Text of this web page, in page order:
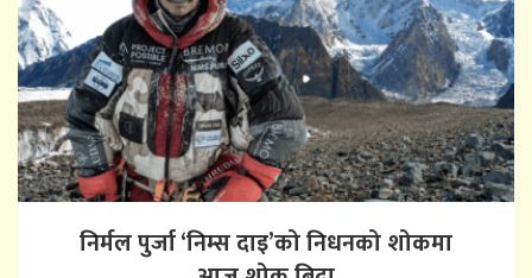
निर्मल पुर्जा ‘निम्स दाइ’को निधनको शोकमा